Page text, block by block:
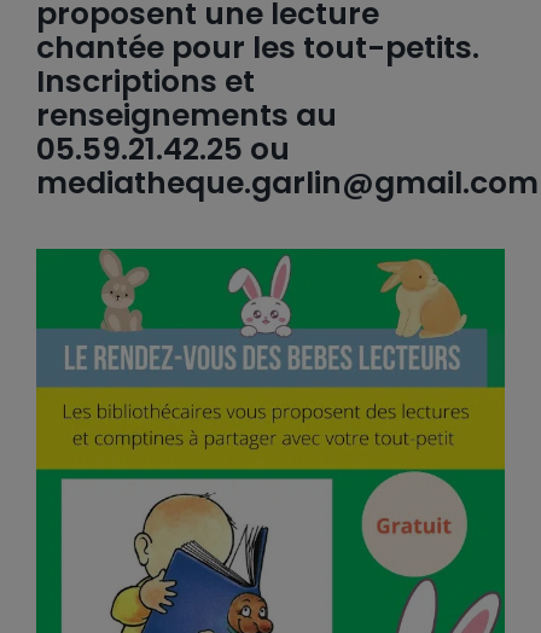
proposent une lecture
chantée pour les tout-petits.
Inscriptions et
renseignements au
05.59.21.42.25 ou
mediatheque.garlin@gmail.com